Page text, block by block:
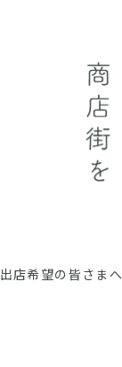
出店希望の皆さまへ